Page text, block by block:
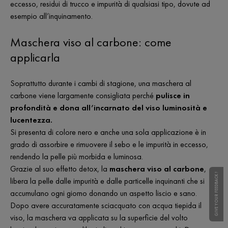
eccesso, residui di trucco e impurità di qualsiasi tipo, dovute ad
esempio all’inquinamento.
Maschera viso al carbone: come
applicarla
Soprattutto durante i cambi di stagione, una maschera al
carbone viene largamente consigliata perché pulisce in
profondità e dona all’incarnato del viso luminosità e
lucentezza.
Si presenta di colore nero e anche una sola applicazione è in
grado di assorbire e rimuovere il sebo e le impurità in eccesso,
rendendo la pelle più morbida e luminosa.
Grazie al suo effetto detox, la maschera viso al carbone,
libera la pelle dalle impurità e dalle particelle inquinanti che si
accumulano ogni giorno donando un aspetto liscio e sano.
Dopo avere accuratamente sciacquato con acqua tiepida il
viso, la maschera va applicata su la superficie del volto
GIVE YOUR FEEDBACK !